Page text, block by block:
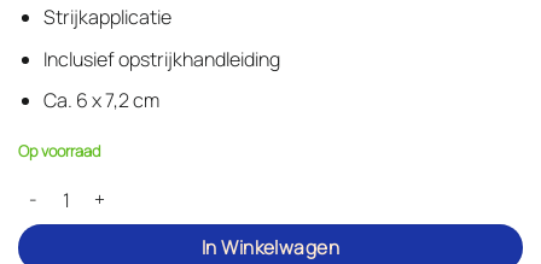
Strijkapplicatie
Inclusief opstrijkhandleiding
Ca. 6 x 7,2 cm
Op voorraad
Bliksem regenboog - Applicatie aantal
In Winkelwagen